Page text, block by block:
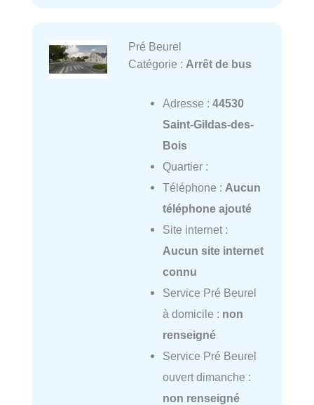
Pré Beurel
Catégorie : Arrêt de bus
Adresse : 44530
Saint-Gildas-des-
Bois
Quartier :
Téléphone : Aucun
téléphone ajouté
Site internet :
Aucun site internet
connu
Service Pré Beurel
à domicile : non
renseigné
Service Pré Beurel
ouvert dimanche :
non renseigné